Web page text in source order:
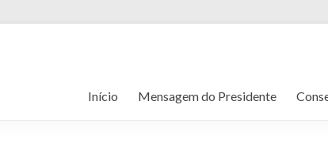
Início Mensagem do Presidente